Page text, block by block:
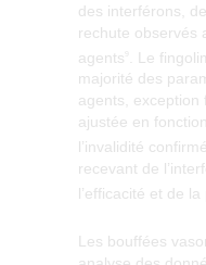
des interférons,
rechute observés
agents
. Le
majorité des
agents, exception
ajustée en
l’invalidité
recevant de
l’efficacité et de
Les bouffées